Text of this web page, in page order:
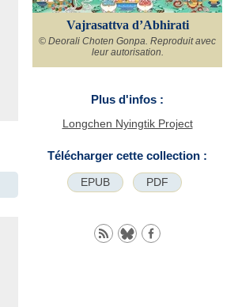
Vajrasattva d’Abhirati
© Deorali Choten Gonpa. Reproduit avec
leur autorisation.
Plus d'infos :
Longchen Nyingtik Project
Télécharger cette collection :
EPUB PDF